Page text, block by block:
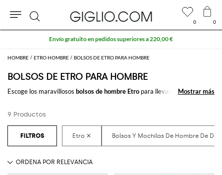
HOMBRE ETRO HOMBRE BOLSOS DE ETRO PARA HOMBRE
BOLSOS DE ETRO PARA HOMBRE
Escoge los maravillosos bolsos de hombre Etro para llevar siempre
estrés.
Descubre las últimas colecciones de
bolsos para hombre Etro online en
Mostrar más
Mostrar más
9 Productos
0 0
Buscar
Envío gratuito en pedidos superiores a 220,00 €